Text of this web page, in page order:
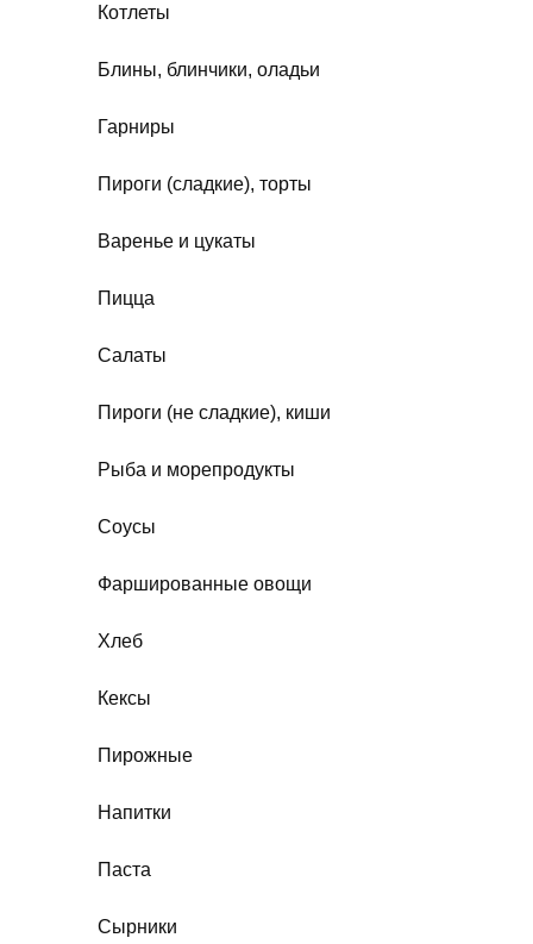
Котлеты
Блины, блинчики, оладьи
Гарниры
Пироги (сладкие), торты
Варенье и цукаты
Пицца
Салаты
Пироги (не сладкие), киши
Рыба и морепродукты
Соусы
Фаршированные овощи
Хлеб
Кексы
Пирожные
Напитки
Паста
Сырники